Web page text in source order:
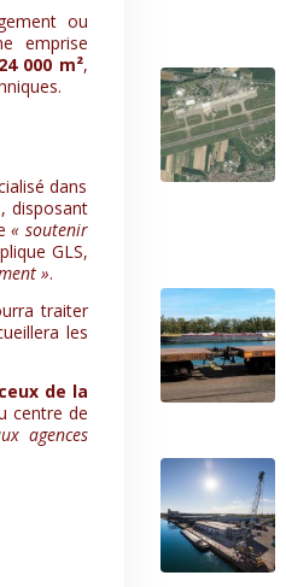
ou
emprise
24 000 m²,
dans
disposant
« soutenir
GLS,
».
traiter
les
de la
centre de
agences